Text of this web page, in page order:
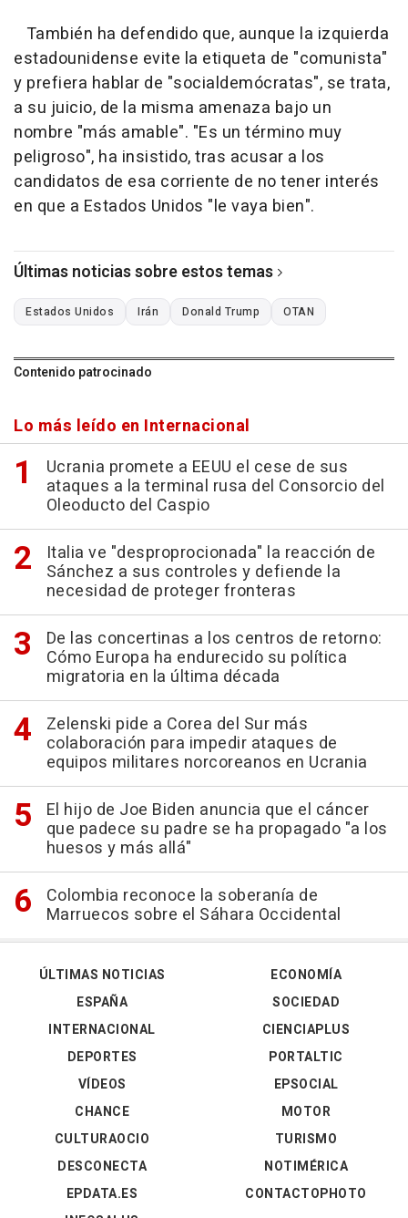
También ha defendido que, aunque la izquierda
estadounidense evite la etiqueta de "comunista"
y prefiera hablar de "socialdemócratas", se trata,
a su juicio, de la misma amenaza bajo un
nombre "más amable". "Es un término muy
peligroso", ha insistido, tras acusar a los
candidatos de esa corriente de no tener interés
en que a Estados Unidos "le vaya bien".
Últimas noticias sobre estos temas
Estados Unidos Irán Donald Trump OTAN
Contenido patrocinado
Lo más leído en Internacional
Ucrania promete a EEUU el cese de sus
ataques a la terminal rusa del Consorcio del
Oleoducto del Caspio
Italia ve "desproprocionada" la reacción de
Sánchez a sus controles y defiende la
necesidad de proteger fronteras
De las concertinas a los centros de retorno:
Cómo Europa ha endurecido su política
migratoria en la última década
Zelenski pide a Corea del Sur más
colaboración para impedir ataques de
equipos militares norcoreanos en Ucrania
El hijo de Joe Biden anuncia que el cáncer
que padece su padre se ha propagado "a los
huesos y más allá"
Colombia reconoce la soberanía de
Marruecos sobre el Sáhara Occidental
ÚLTIMAS NOTICIAS
ESPAÑA
INTERNACIONAL
DEPORTES
VÍDEOS
ECONOMÍA
SOCIEDAD
CIENCIAPLUS
PORTALTIC
EPSOCIAL
CHANCE
CULTURAOCIO
DESCONECTA
EPDATA.ES
MOTOR
TURISMO
NOTIMÉRICA
CONTACTOPHOTO